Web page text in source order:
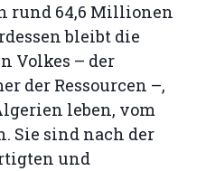
rund 64,6 Millionen
bleibt die
Volkes – der
der Ressourcen –,
leben, vom
Sie sind nach der
und